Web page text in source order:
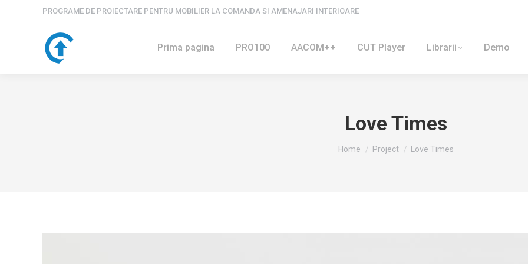
PROGRAME DE PROIECTARE PENTRU MOBILIER LA COMANDA SI AMENAJARI INTERIOARE
Prima pagina PRO100 AACOM++ CUT Player Librarii Demo
Love Times
You are here:
Home Project Love Times